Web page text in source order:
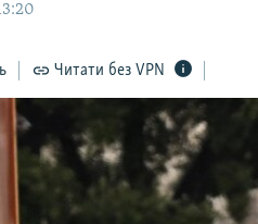
Читати без VPN